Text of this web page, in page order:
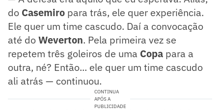
do Casemiro para trás, ele quer experiência.
Ele quer um time cascudo. Daí a convocação
até doWeverton. Pela primeira vez se
repetem três goleiros de uma Copa para a
outra, né? Então... ele quer um time cascudo
ali atrás — continuou.
CONTINUA
APÓS A
PUBLICIDADE